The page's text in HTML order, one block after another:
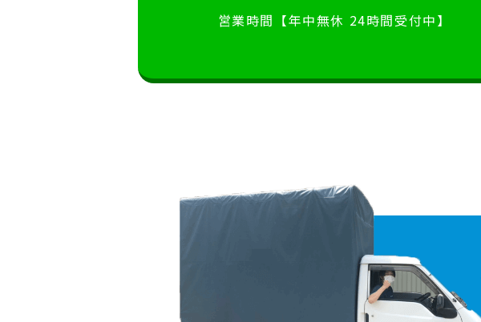
営業時間【年中無休 24時間受付中】